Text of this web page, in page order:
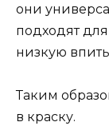
они
подходят
низкую
Таким
в краску.